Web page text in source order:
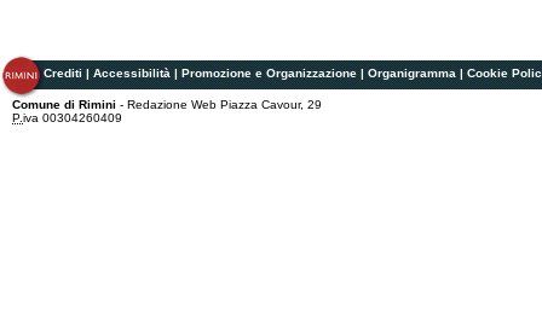
Crediti|Accessibilità|Promozione e Organizzazione|Organigramma|Cookie
Comune di Rimini - Redazione Web Piazza Cavour, 29
P.iva 00304260409